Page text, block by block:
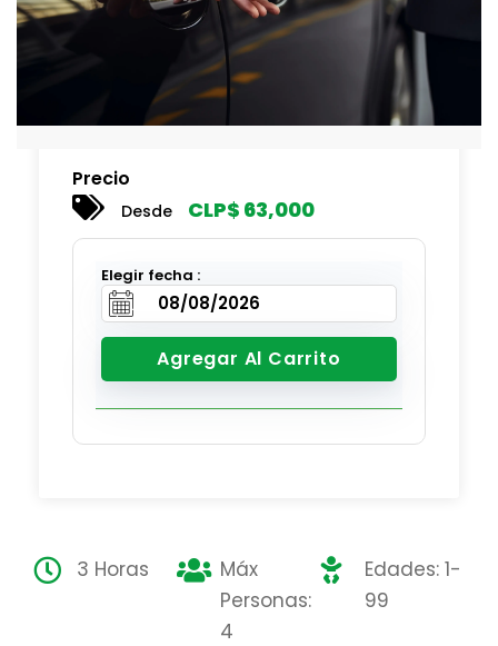
Precio
Desde CLP$ 63,000
Elegir fecha :
Agregar Al Carrito
3 Horas
Máx
Personas:
4
Edades: 1-
99